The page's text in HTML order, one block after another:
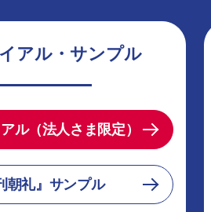
アル・サンプル
ル（法人さま限定）
朝礼』サンプル